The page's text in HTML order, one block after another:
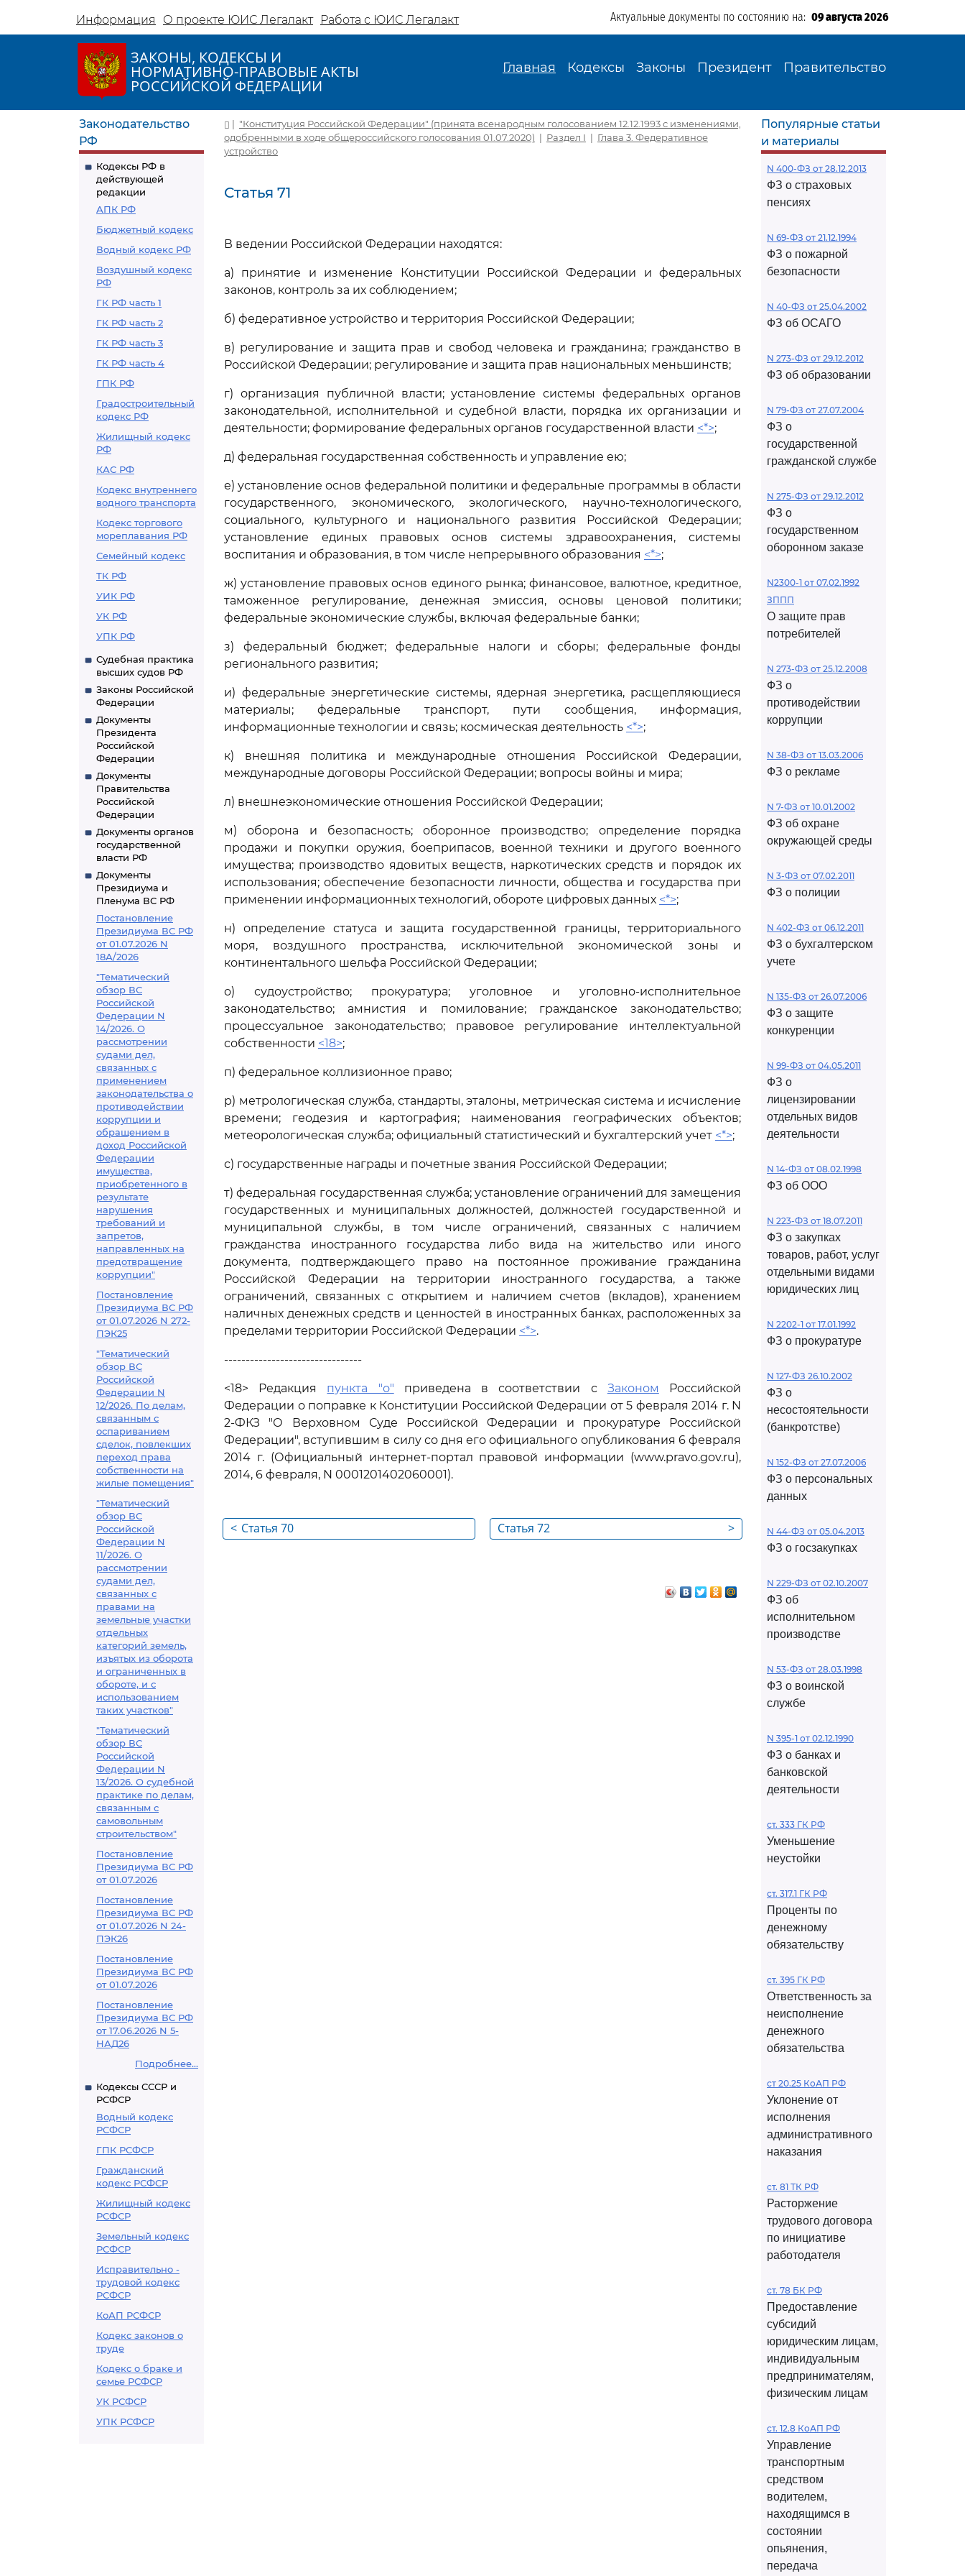
Информация О проекте ЮИС Легалакт Работа с ЮИС Легалакт Актуальные документы по состоянию на: 09 августа 2026
ЗАКОНЫ, КОДЕКСЫ И
НОРМАТИВНО-ПРАВОВЫЕ АКТЫ
РОССИЙСКОЙ ФЕДЕРАЦИИ
Главная Кодексы Законы Президент Правительство
Законодательство
РФ
Кодексы РФ в
действующей
редакции
АПК РФ
Бюджетный кодекс
Водный кодекс РФ
Воздушный кодекс
РФ
ГК РФ часть 1
ГК РФ часть 2
ГК РФ часть 3
ГК РФ часть 4
ГПК РФ
Градостроительный
кодекс РФ
Жилищный кодекс
РФ
КАС РФ
Кодекс внутреннего
водного транспорта
Кодекс торгового
мореплавания РФ
Семейный кодекс
ТК РФ
УИК РФ
УК РФ
УПК РФ
Судебная практика
высших судов РФ
Законы Российской
Федерации
Документы
Президента
Российской
Федерации
Документы
Правительства
Российской
Федерации
Документы органов
государственной
власти РФ
Документы
Президиума и
Пленума ВС РФ
Постановление
Президиума ВС РФ
от 01.07.2026 N
18А/2026
"Тематический
обзор ВС
Российской
Федерации N
14/2026. О
рассмотрении
судами дел,
связанных с
применением
законодательства о
противодействии
коррупции и
обращением в
доход Российской
Федерации
имущества,
приобретенного в
результате
нарушения
требований и
запретов,
направленных на
предотвращение
коррупции"
Постановление
Президиума ВС РФ
от 01.07.2026 N 272-
ПЭК25
"Тематический
обзор ВС
Российской
Федерации N
12/2026. По делам,
связанным с
оспариванием
сделок, повлекших
переход права
собственности на
жилые помещения"
"Тематический
обзор ВС
Российской
Федерации N
11/2026. О
рассмотрении
судами дел,
связанных с
правами на
земельные участки
отдельных
категорий земель,
изъятых из оборота
и ограниченных в
обороте, и с
использованием
таких участков"
"Тематический
обзор ВС
Российской
Федерации N
13/2026. О судебной
практике по делам,
связанным с
самовольным
строительством"
Постановление
Президиума ВС РФ
от 01.07.2026
Постановление
Президиума ВС РФ
от 01.07.2026 N 24-
ПЭК26
Постановление
Президиума ВС РФ
от 01.07.2026
Постановление
Президиума ВС РФ
от 17.06.2026 N 5-
НАД26
Подробнее...
Кодексы СССР и
РСФСР
Водный кодекс
РСФСР
ГПК РСФСР
Гражданский
кодекс РСФСР
Жилищный кодекс
РСФСР
Земельный кодекс
РСФСР
Исправительно -
трудовой кодекс
РСФСР
КоАП РСФСР
Кодекс законов о
труде
Кодекс о браке и
семье РСФСР
УК РСФСР
УПК РСФСР
| "Конституция Российской Федерации" (принята всенародным голосованием 12.12.1993 с изменениями,
одобренными в ходе общероссийского голосования 01.07.2020) | Раздел I | Глава 3. Федеративное
устройство
Статья 71
В ведении Российской Федерации находятся:
а) принятие и изменение Конституции Российской Федерации и федеральных
законов, контроль за их соблюдением;
б) федеративное устройство и территория Российской Федерации;
в) регулирование и защита прав и свобод человека и гражданина; гражданство в
Российской Федерации; регулирование и защита прав национальных меньшинств;
г) организация публичной власти; установление системы федеральных органов
законодательной, исполнительной и судебной власти, порядка их организации и
деятельности; формирование федеральных органов государственной власти <*>;
д) федеральная государственная собственность и управление ею;
е) установление основ федеральной политики и федеральные программы в области
государственного, экономического, экологического, научно-технологического,
социального, культурного и национального развития Российской Федерации;
установление единых правовых основ системы здравоохранения, системы
воспитания и образования, в том числе непрерывного образования <*>;
ж) установление правовых основ единого рынка; финансовое, валютное, кредитное,
таможенное регулирование, денежная эмиссия, основы ценовой политики;
федеральные экономические службы, включая федеральные банки;
з) федеральный бюджет; федеральные налоги и сборы; федеральные фонды
регионального развития;
и) федеральные энергетические системы, ядерная энергетика, расщепляющиеся
материалы; федеральные транспорт, пути сообщения, информация,
информационные технологии и связь; космическая деятельность <*>;
к) внешняя политика и международные отношения Российской Федерации,
международные договоры Российской Федерации; вопросы войны и мира;
л) внешнеэкономические отношения Российской Федерации;
м) оборона и безопасность; оборонное производство; определение порядка
продажи и покупки оружия, боеприпасов, военной техники и другого военного
имущества; производство ядовитых веществ, наркотических средств и порядок их
использования; обеспечение безопасности личности, общества и государства при
применении информационных технологий, обороте цифровых данных <*>;
н) определение статуса и защита государственной границы, территориального
моря, воздушного пространства, исключительной экономической зоны и
континентального шельфа Российской Федерации;
о) судоустройство; прокуратура; уголовное и уголовно-исполнительное
законодательство; амнистия и помилование; гражданское законодательство;
процессуальное законодательство; правовое регулирование интеллектуальной
собственности <18>;
п) федеральное коллизионное право;
р) метрологическая служба, стандарты, эталоны, метрическая система и исчисление
времени; геодезия и картография; наименования географических объектов;
метеорологическая служба; официальный статистический и бухгалтерский учет <*>;
с) государственные награды и почетные звания Российской Федерации;
т) федеральная государственная служба; установление ограничений для замещения
государственных и муниципальных должностей, должностей государственной и
муниципальной службы, в том числе ограничений, связанных с наличием
гражданства иностранного государства либо вида на жительство или иного
документа, подтверждающего право на постоянное проживание гражданина
Российской Федерации на территории иностранного государства, а также
ограничений, связанных с открытием и наличием счетов (вкладов), хранением
наличных денежных средств и ценностей в иностранных банках, расположенных за
пределами территории Российской Федерации <*>.
--------------------------------
<18> Редакция пункта "о" приведена в соответствии с Законом Российской
Федерации о поправке к Конституции Российской Федерации от 5 февраля 2014 г. N
2-ФКЗ "О Верховном Суде Российской Федерации и прокуратуре Российской
Федерации", вступившим в силу со дня его официального опубликования 6 февраля
2014 г. (Официальный интернет-портал правовой информации (www.pravo.gov.ru),
2014, 6 февраля, N 0001201402060001).
< Статья 70 >
Статья 72
Популярные статьи
и материалы
N 400-ФЗ от 28.12.2013
ФЗ о страховых
пенсиях
N 69-ФЗ от 21.12.1994
ФЗ о пожарной
безопасности
N 40-ФЗ от 25.04.2002
ФЗ об ОСАГО
N 273-ФЗ от 29.12.2012
ФЗ об образовании
N 79-ФЗ от 27.07.2004
ФЗ о
государственной
гражданской службе
N 275-ФЗ от 29.12.2012
ФЗ о
государственном
оборонном заказе
N2300-1 от 07.02.1992
ЗППП
О защите прав
потребителей
N 273-ФЗ от 25.12.2008
ФЗ о
противодействии
коррупции
N 38-ФЗ от 13.03.2006
ФЗ о рекламе
N 7-ФЗ от 10.01.2002
ФЗ об охране
окружающей среды
N 3-ФЗ от 07.02.2011
ФЗ о полиции
N 402-ФЗ от 06.12.2011
ФЗ о бухгалтерском
учете
N 135-ФЗ от 26.07.2006
ФЗ о защите
конкуренции
N 99-ФЗ от 04.05.2011
ФЗ о
лицензировании
отдельных видов
деятельности
N 14-ФЗ от 08.02.1998
ФЗ об ООО
N 223-ФЗ от 18.07.2011
ФЗ о закупках
товаров, работ, услуг
отдельными видами
юридических лиц
N 2202-1 от 17.01.1992
ФЗ о прокуратуре
N 127-ФЗ 26.10.2002
ФЗ о
несостоятельности
(банкротстве)
N 152-ФЗ от 27.07.2006
ФЗ о персональных
данных
N 44-ФЗ от 05.04.2013
ФЗ о госзакупках
N 229-ФЗ от 02.10.2007
ФЗ об
исполнительном
производстве
N 53-ФЗ от 28.03.1998
ФЗ о воинской
службе
N 395-1 от 02.12.1990
ФЗ о банках и
банковской
деятельности
ст. 333 ГК РФ
Уменьшение
неустойки
ст. 317.1 ГК РФ
Проценты по
денежному
обязательству
ст. 395 ГК РФ
Ответственность за
неисполнение
денежного
обязательства
ст 20.25 КоАП РФ
Уклонение от
исполнения
административного
наказания
ст. 81 ТК РФ
Расторжение
трудового договора
по инициативе
работодателя
ст. 78 БК РФ
Предоставление
субсидий
юридическим лицам,
индивидуальным
предпринимателям,
физическим лицам
ст. 12.8 КоАП РФ
Управление
транспортным
средством
водителем,
находящимся в
состоянии
опьянения,
передача